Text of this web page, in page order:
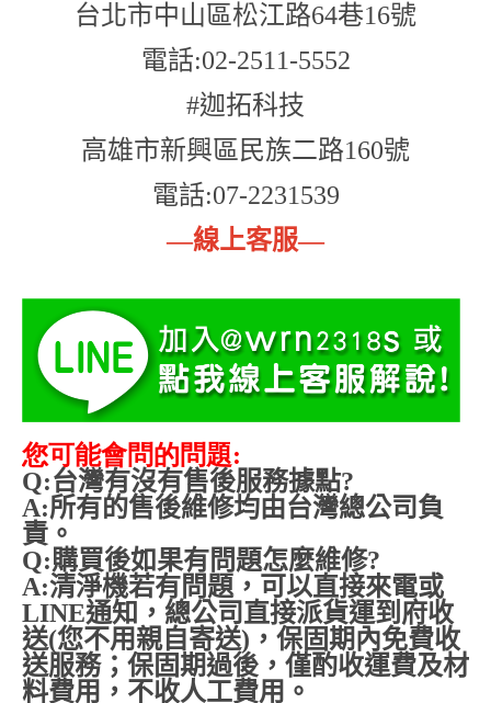
台北市中山區松江路64巷16號
電話:02-2511-5552
#迦拓科技
高雄市新興區民族二路160號
電話:07-2231539
—線上客服—
您可能會問的問題:
Q:台灣有沒有售後服務據點?
A:所有的售後維修均由台灣總公司負
責。
Q:購買後如果有問題怎麼維修?
A:清淨機若有問題，可以直接來電或
LINE通知，總公司直接派貨運到府收
送(您不用親自寄送) ，保固期內免費收
送服務；保固期過後，僅酌收運費及材
料費用，不收人工費用。